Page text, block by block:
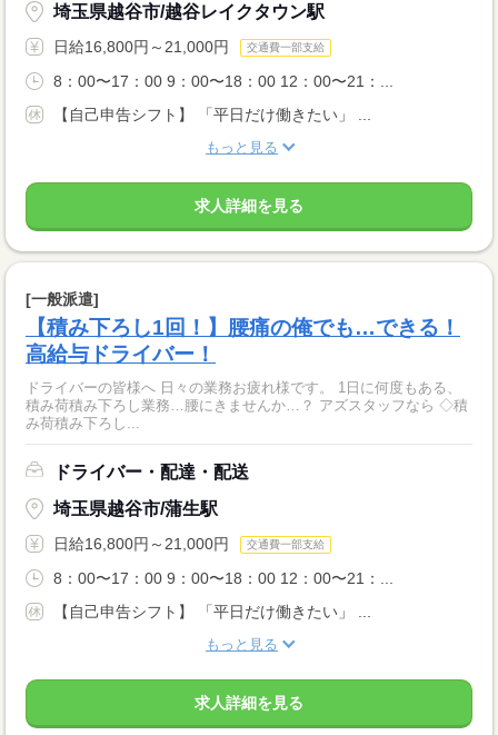
埼玉県越谷市/越谷レイクタウン駅
日給16,800円～21,000円 交通費一部支給
8：00〜17：00 9：00〜18：00 12：00〜21：...
【自己申告シフト】 「平日だけ働きたい」 ...
もっと見る
求人詳細を見る
[一般派遣]
【積み下ろし1回！】腰痛の俺でも…できる！
高給与ドライバー！
ドライバーの皆様へ 日々の業務お疲れ様です。 1日に何度もある、
積み荷積み下ろし業務…腰にきませんか…？ アズスタッフなら ◇積
み荷積み下ろし...
ドライバー・配達・配送
埼玉県越谷市/蒲生駅
日給16,800円～21,000円 交通費一部支給
8：00〜17：00 9：00〜18：00 12：00〜21：...
【自己申告シフト】 「平日だけ働きたい」 ...
もっと見る
求人詳細を見る